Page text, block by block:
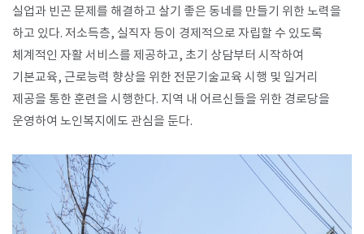
실업과 빈곤 문제를 해결하고 살기 좋은 동네를 만들기 위한 노력을
하고 있다. 저소득층, 실직자 등이 경제적으로 자립할 수 있도록
체계적인 자활 서비스를 제공하고, 초기 상담부터 시작하여
기본교육, 근로능력 향상을 위한 전문기술교육 시행 및 일거리
제공을 통한 훈련을 시행한다. 지역 내 어르신들을 위한 경로당을
운영하여 노인복지에도 관심을 둔다.